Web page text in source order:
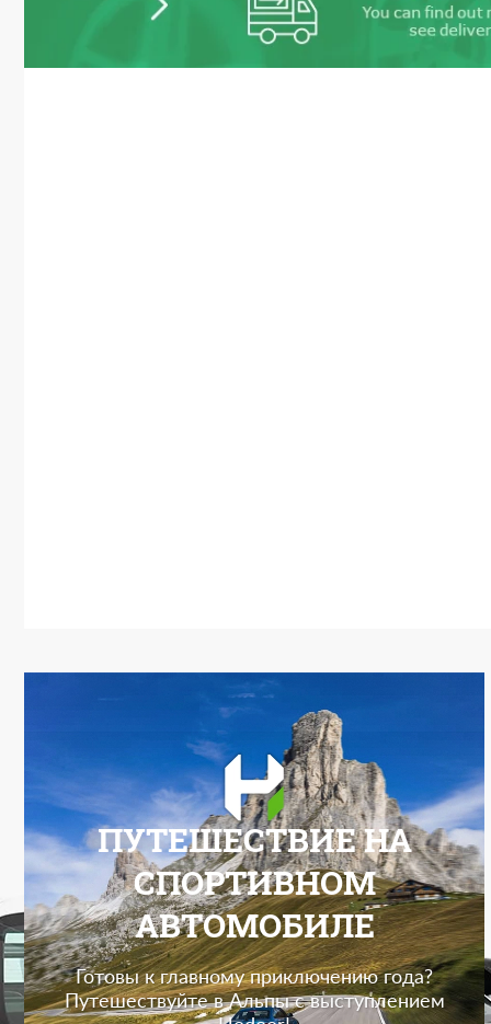
ПУТЕШЕСТВИЕ НА
СПОРТИВНОМ
АВТОМОБИЛЕ
Готовы к главному приключению года?
Путешествуйте в Альпы с выступлением